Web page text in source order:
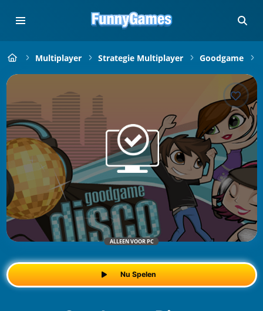
Multiplayer Strategie Multiplayer Goodgame
ALLEEN VOOR PC
Nu Spelen